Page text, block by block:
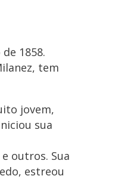
1858.
tem
jovem,
sua
outros. Sua
estreou